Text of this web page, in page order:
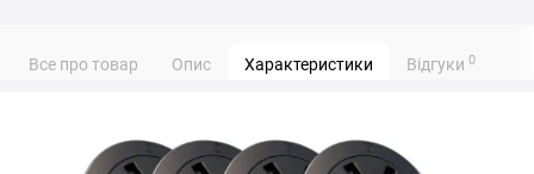
Все про товар Опис Характеристики Відгуки 0